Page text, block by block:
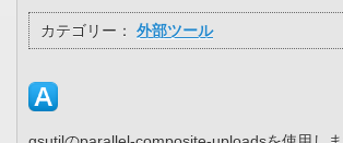
カテゴリー： 外部ツール